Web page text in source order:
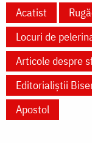
Acatist
Locuri de
Articole despre
Editorialiștii
Apostol